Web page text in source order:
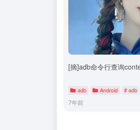
[摘]adb命令行查询
adb Android # adb
7年前